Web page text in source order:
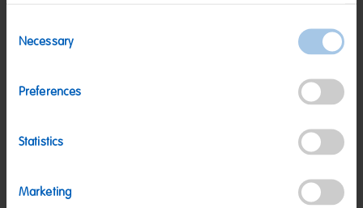
Selection
Necessary
Preferences
Statistics
Marketing
Kohlenhydrate: